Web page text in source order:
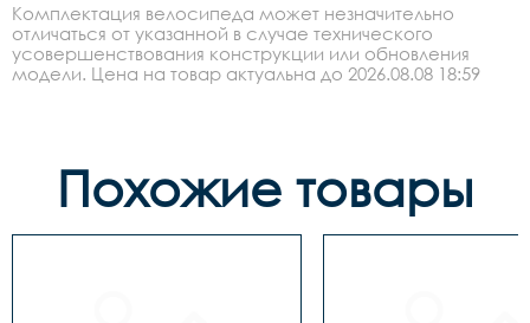
Комплектация велосипеда может незначительно
отличаться от указанной в случае технического
усовершенствования конструкции или обновления
модели. Цена на товар актуальна до 2026.08.08 18:59
Похожие товары